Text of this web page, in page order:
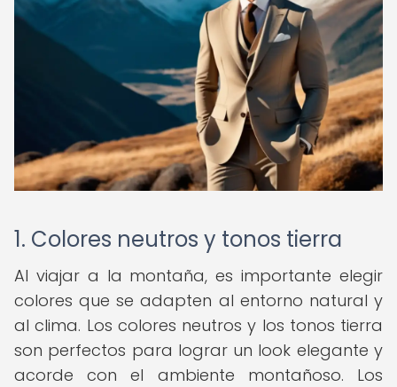
1. Colores neutros y tonos tierra
Al viajar a la montaña, es importante elegir
colores que se adapten al entorno natural y
al clima. Los colores neutros y los tonos tierra
son perfectos para lograr un look elegante y
acorde con el ambiente montañoso. Los